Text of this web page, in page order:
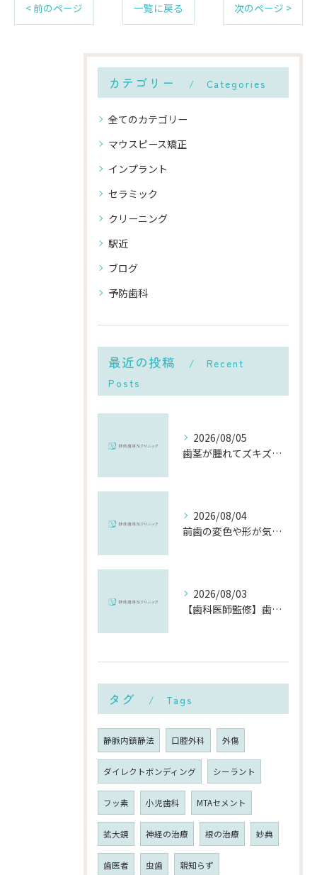
< 前のページ 一覧に戻る 次のページ >
カテゴリー Categories
全てのカテゴリー
マウスピース矯正
インプラント
セラミック
クリーニング
駅近
ブログ
予防歯科
最近の投稿
Recent
Posts
2026/08/05
歯茎が腫れてズキズキ痛む時の応急処置と、早めに受診すべき理由
2026/08/04
前歯の変色や形が気になる…削らずにきれいに整える「ダイレクトボンディング」とは？
2026/08/03
【歯科医師監修】歯磨きで歯茎や歯が痛い5つの原因と治療法｜何科・いつ病院へ行くべき？
タグ Tags
静脈内鎮静法 口腔外科 外傷
ダイレクトボンディング シーラント
フッ素 小児歯科 MTAセメント
拡大鏡 神経の治療 根の治療 妙典
歯医者 虫歯 親知らず